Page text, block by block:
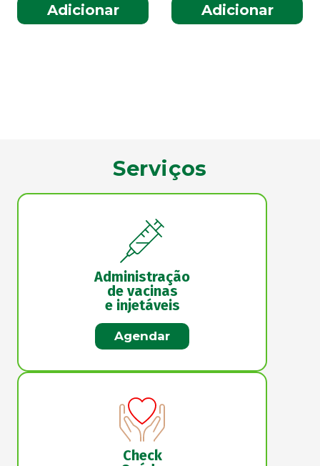
Adicionar Adicionar
Serviços
Administração
de vacinas
e injetáveis
Agendar
Check